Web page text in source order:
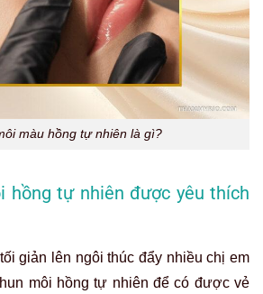
màu hồng tự nhiên là gì?
hồng tự nhiên được yêu thích
giản lên ngôi thúc đẩy nhiều chị em
môi hồng tự nhiên để có được vẻ